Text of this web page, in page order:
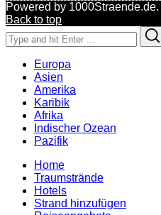
Powered by 1000Straende.de.
Back to top
Search
for:
Europa
Asien
Amerika
Karibik
Afrika
Indischer Ozean
Pazifik
Home
Traumstrände
Hotels
Strand hinzufügen